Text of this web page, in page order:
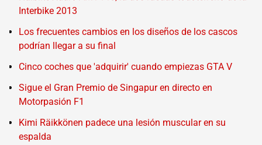
Interbike 2013
Los frecuentes cambios en los diseños de los cascos
podrían llegar a su final
Cinco coches que 'adquirir' cuando empiezas GTA V
Sigue el Gran Premio de Singapur en directo en
Motorpasión F1
Kimi Räikkönen padece una lesión muscular en su
espalda